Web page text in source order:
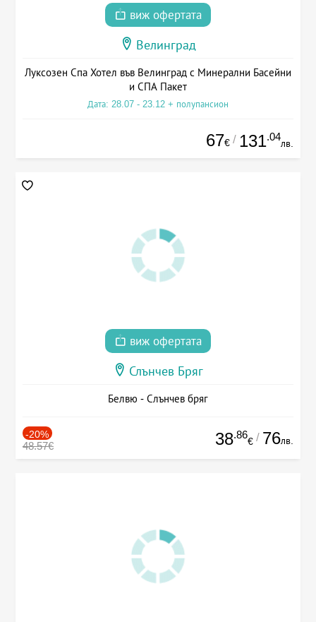
виж офертата
Велинград
Луксозен Спа Хотел във Велинград с Минерални Басейни
и СПА Пакет
Дата: 28.07 - 23.12 + полупансион
67€ / 131.04
лв.
виж офертата
Слънчев Бряг
Белвю - Слънчев бряг
-20%
48.57€ 38.86
€ / 76лв.